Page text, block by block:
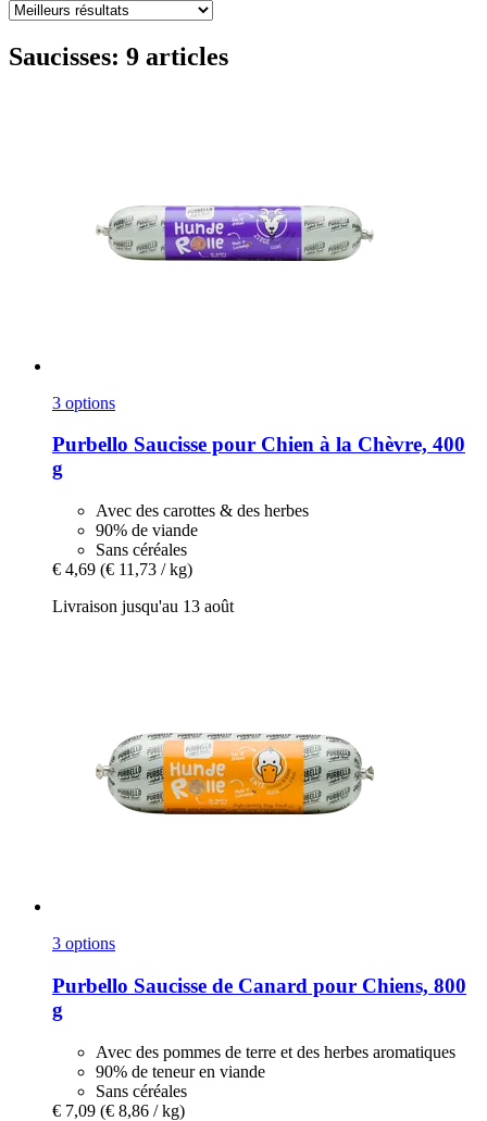
Saucisses: 9 articles
3 options
Purbello Saucisse pour Chien à la Chèvre, 400
g
Avec des carottes & des herbes
90% de viande
Sans céréales
€ 4,69 (€ 11,73 / kg)
Livraison jusqu'au 13 août
3 options
Purbello Saucisse de Canard pour Chiens, 800
g
Avec des pommes de terre et des herbes aromatiques
90% de teneur en viande
Sans céréales
€ 7,09 (€ 8,86 / kg)